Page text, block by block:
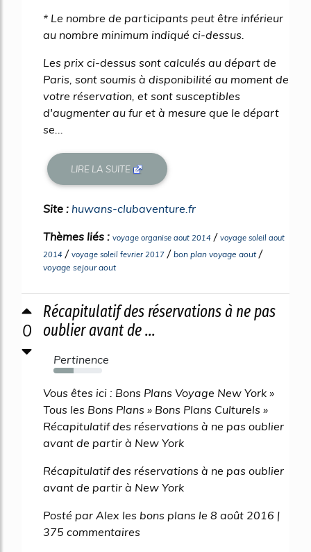
* Le nombre de participants peut être inférieur
au nombre minimum indiqué ci-dessus.
Les prix ci-dessus sont calculés au départ de
Paris, sont soumis à disponibilité au moment de
votre réservation, et sont susceptibles
d'augmenter au fur et à mesure que le départ
se...
LIRE LA SUITE
Site : huwans-clubaventure.fr
Thèmes liés : voyage organise aout 2014 / voyage soleil aout
2014 / voyage soleil fevrier 2017 / bon plan voyage aout/
voyage sejour aout
0
Récapitulatif des réservations à ne pas
oublier avant de ...
Pertinence
42%
Vous êtes ici : Bons Plans Voyage New York »
Tous les Bons Plans » Bons Plans Culturels »
Récapitulatif des réservations à ne pas oublier
avant de partir à New York
Récapitulatif des réservations à ne pas oublier
avant de partir à New York
Posté par Alex les bons plans le 8 août 2016 |
375 commentaires